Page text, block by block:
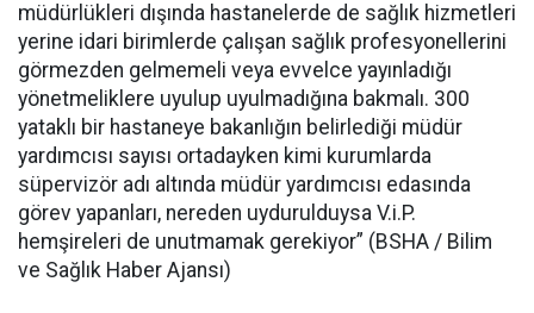
müdürlükleri dışında hastanelerde de sağlık hizmetleri
yerine idari birimlerde çalışan sağlık profesyonellerini
görmezden gelmemeli veya evvelce yayınladığı
yönetmeliklere uyulup uyulmadığına bakmalı. 300
yataklı bir hastaneye bakanlığın belirlediği müdür
yardımcısı sayısı ortadayken kimi kurumlarda
süpervizör adı altında müdür yardımcısı edasında
görev yapanları, nereden uydurulduysa V.i.P.
hemşireleri de unutmamak gerekiyor” (BSHA / Bilim
ve Sağlık Haber Ajansı)